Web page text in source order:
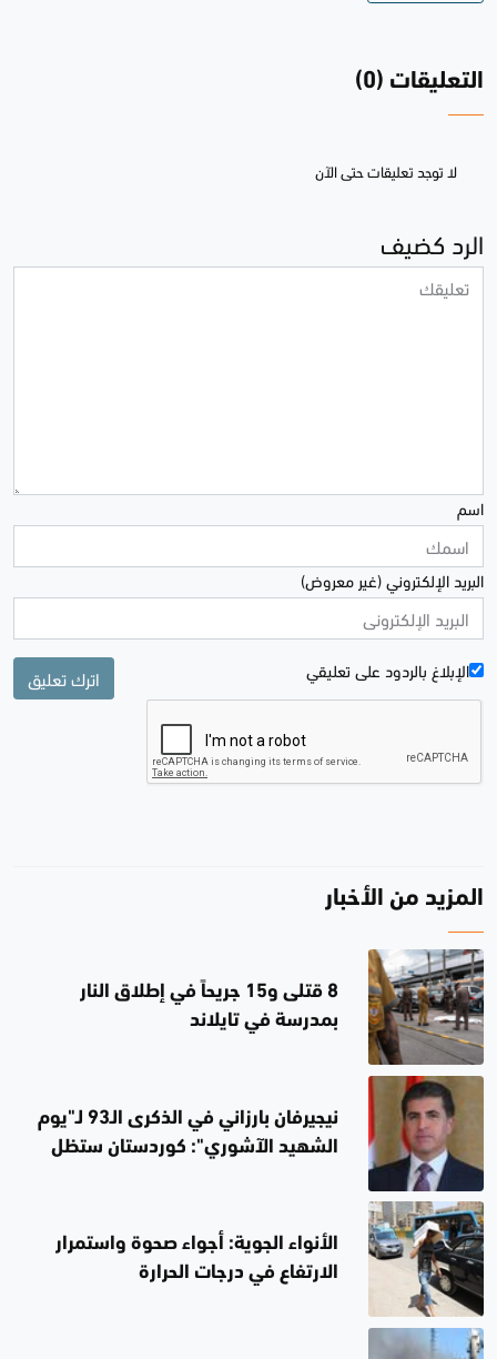
التعليقات (0)
لا توجد تعليقات حتى الآن
الرد كضيف
اسم
البريد الإلكتروني (غير معروض)
الإبلاغ بالردود علی تعليقي اترك تعليق
المزيد من الأخبار
8 قتلى و15 جريحاً في إطلاق النار
بمدرسة في تايلاند
نيجيرفان بارزاني في الذكرى الـ93 لـ"يوم
الشهيد الآشوري": كوردستان ستظل
الأنواء الجوية: أجواء صحوة واستمرار
الارتفاع في درجات الحرارة